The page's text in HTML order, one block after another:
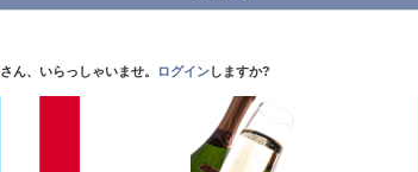
さん、いらっしゃいませ。 ログインしますか?